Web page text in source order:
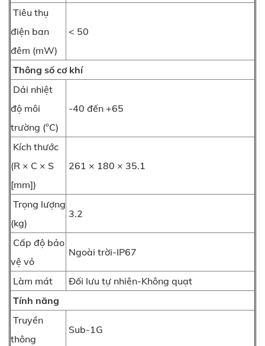
Tiêu thụ
điện ban
đêm (mW)
< 50
Thông số cơ khí
Dải nhiệt
độ môi
trường (°C)
-40 đến +65
Kích thước
(R × C × S
[mm])
261 × 180 × 35.1
Trọng lượng
(kg)
3.2
Cấp độ bảo
vệ vỏ
Ngoài trời-IP67
Làm mát
Đối lưu tự nhiên-Không quạt
Tính năng
Truyền
thông
Sub-1G